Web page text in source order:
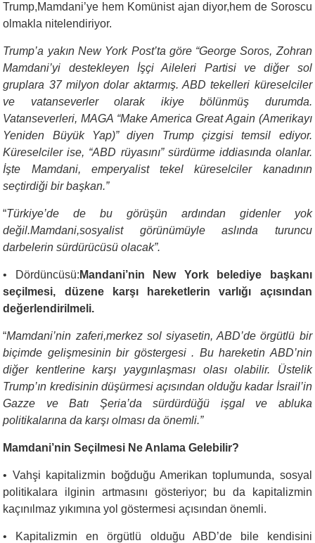
Trump,Mamdani’ye hem Komünist ajan diyor,hem de Soroscu
olmakla nitelendiriyor.
Trump’a yakın New York Post’ta göre “George Soros, Zohran
Mamdani’yi destekleyen İşçi Aileleri Partisi ve diğer sol
gruplara 37 milyon dolar aktarmış. ABD tekelleri küreselciler
ve vatanseverler olarak ikiye bölünmüş durumda.
Vatanseverleri, MAGA “Make America Great Again (Amerikayı
Yeniden Büyük Yap)” diyen Trump çizgisi temsil ediyor.
Küreselciler ise, “ABD rüyasını” sürdürme iddiasında olanlar.
İşte Mamdani, emperyalist tekel küreselciler kanadının
seçtirdiği bir başkan.”
“Türkiye’de de bu görüşün ardından gidenler yok
değil.Mamdani,sosyalist görünümüyle aslında turuncu
darbelerin sürdürücüsü olacak”.
• Dördüncüsü: Mandani’nin New York belediye başkanı
seçilmesi, düzene karşı hareketlerin varlığı açısından
değerlendirilmeli.
“Mamdani’nin zaferi,merkez sol siyasetin, ABD’de örgütlü bir
biçimde gelişmesinin bir göstergesi . Bu hareketin ABD’nin
diğer kentlerine karşı yaygınlaşması olası olabilir. Üstelik
Trump’ın kredisinin düşürmesi açısından olduğu kadar İsrail’in
Gazze ve Batı Şeria’da sürdürdüğü işgal ve abluka
politikalarına da karşı olması da önemli.”
Mamdani’nin Seçilmesi Ne Anlama Gelebilir?
• Vahşi kapitalizmin boğduğu Amerikan toplumunda, sosyal
politikalara ilginin artmasını gösteriyor; bu da kapitalizmin
kaçınılmaz yıkımına yol göstermesi açısından önemli.
• Kapitalizmin en örgütlü olduğu ABD’de bile kendisini